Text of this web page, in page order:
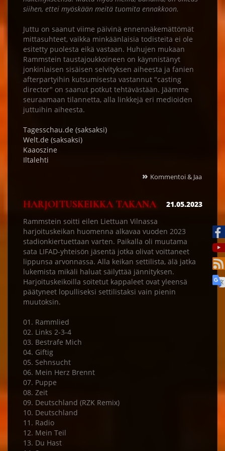
siihen, ettei myöskään meitä tuomita ennakkoon.
Juttu on saanut viime päivinä ennennäkemättömät
mittasuhteet, vaikka minkäänlaisia todisteita ei ole
esitetty puolesta eikä vastaan. Huhujen mukaan
Rammstein taustajoukkoineen on käynnistänyt
jonkinlaisen sisäisen selvityksen aiheesta ja fanien
afterpartyihin kutsumisesta vastannut "casting
director" on saanut potkut tehtävästään. Jäämme
seuraamaan tilannetta, alla linkkejä eri medioiden
juttuihin aiheesta.
Tagesschau.de (saksaksi)
Welt.de (saksaksi)
Kaaoszine
Iltalehti
» Kommentoi & Jaa
HARJOITUSKEIKKA TAKANA
21.05.2023
Rammstein soitti eilen Liettuan Vilnassa
harjoituskeikan huomenna alkavaa vuoden 2023
stadionkiertuettaan varten. Paikalla oli muutama
sata LIFAD-yhteisön jäsentä jotka olivat voittaneet
lippunsa arvonnassa. Alla keikan settilista, älä jatka
lukemista mikäli haluat säilyttää jännityksen.
Harjoituskeikoilla soitetut kappaleet ovat yleensä
päätyneet lopulliseksi settilistaksi vain pienin
muutoksin.
01. Rammlied
02. Links 2-3-4
03. Bestrafe Mich
04. Giftig
05. Sehnsucht
06. Mein Herz Brennt
07. Puppe
08. Zeit
09. Deutschland (RZK Remix)
10. Deutschland
11. Radio
12. Mein Teil
13. Du Hast